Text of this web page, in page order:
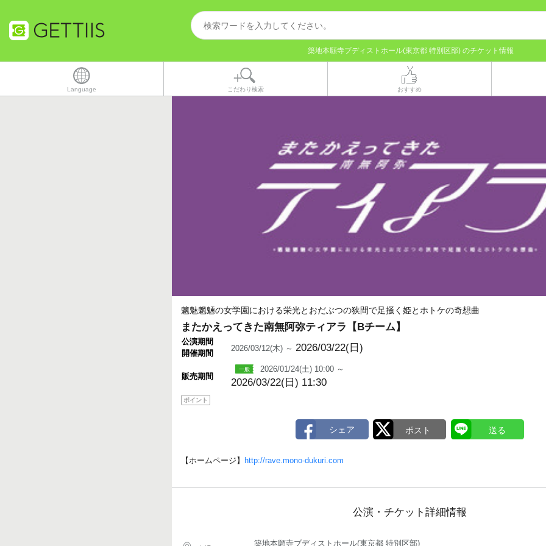
築地本願寺ブディストホール(東京都 特別区部) のチケット情報
Language こだわり検索 おすすめ
魑魅魍魎の女学園における栄光とおだぶつの狭間で足掻く姫とホトケの奇想曲
またかえってきた南無阿弥ティアラ【Bチーム】
公演期間
開催期間
2026/03/12(木) ～ 2026/03/22(日)
販売期間
2026/01/24(土) 10:00 ～
2026/03/22(日) 11:30
ポイント
【ホームページ】 http://rave.mono-dukuri.com
公演・チケット詳細情報
築地本願寺ブディストホール(東京都 特別区部)